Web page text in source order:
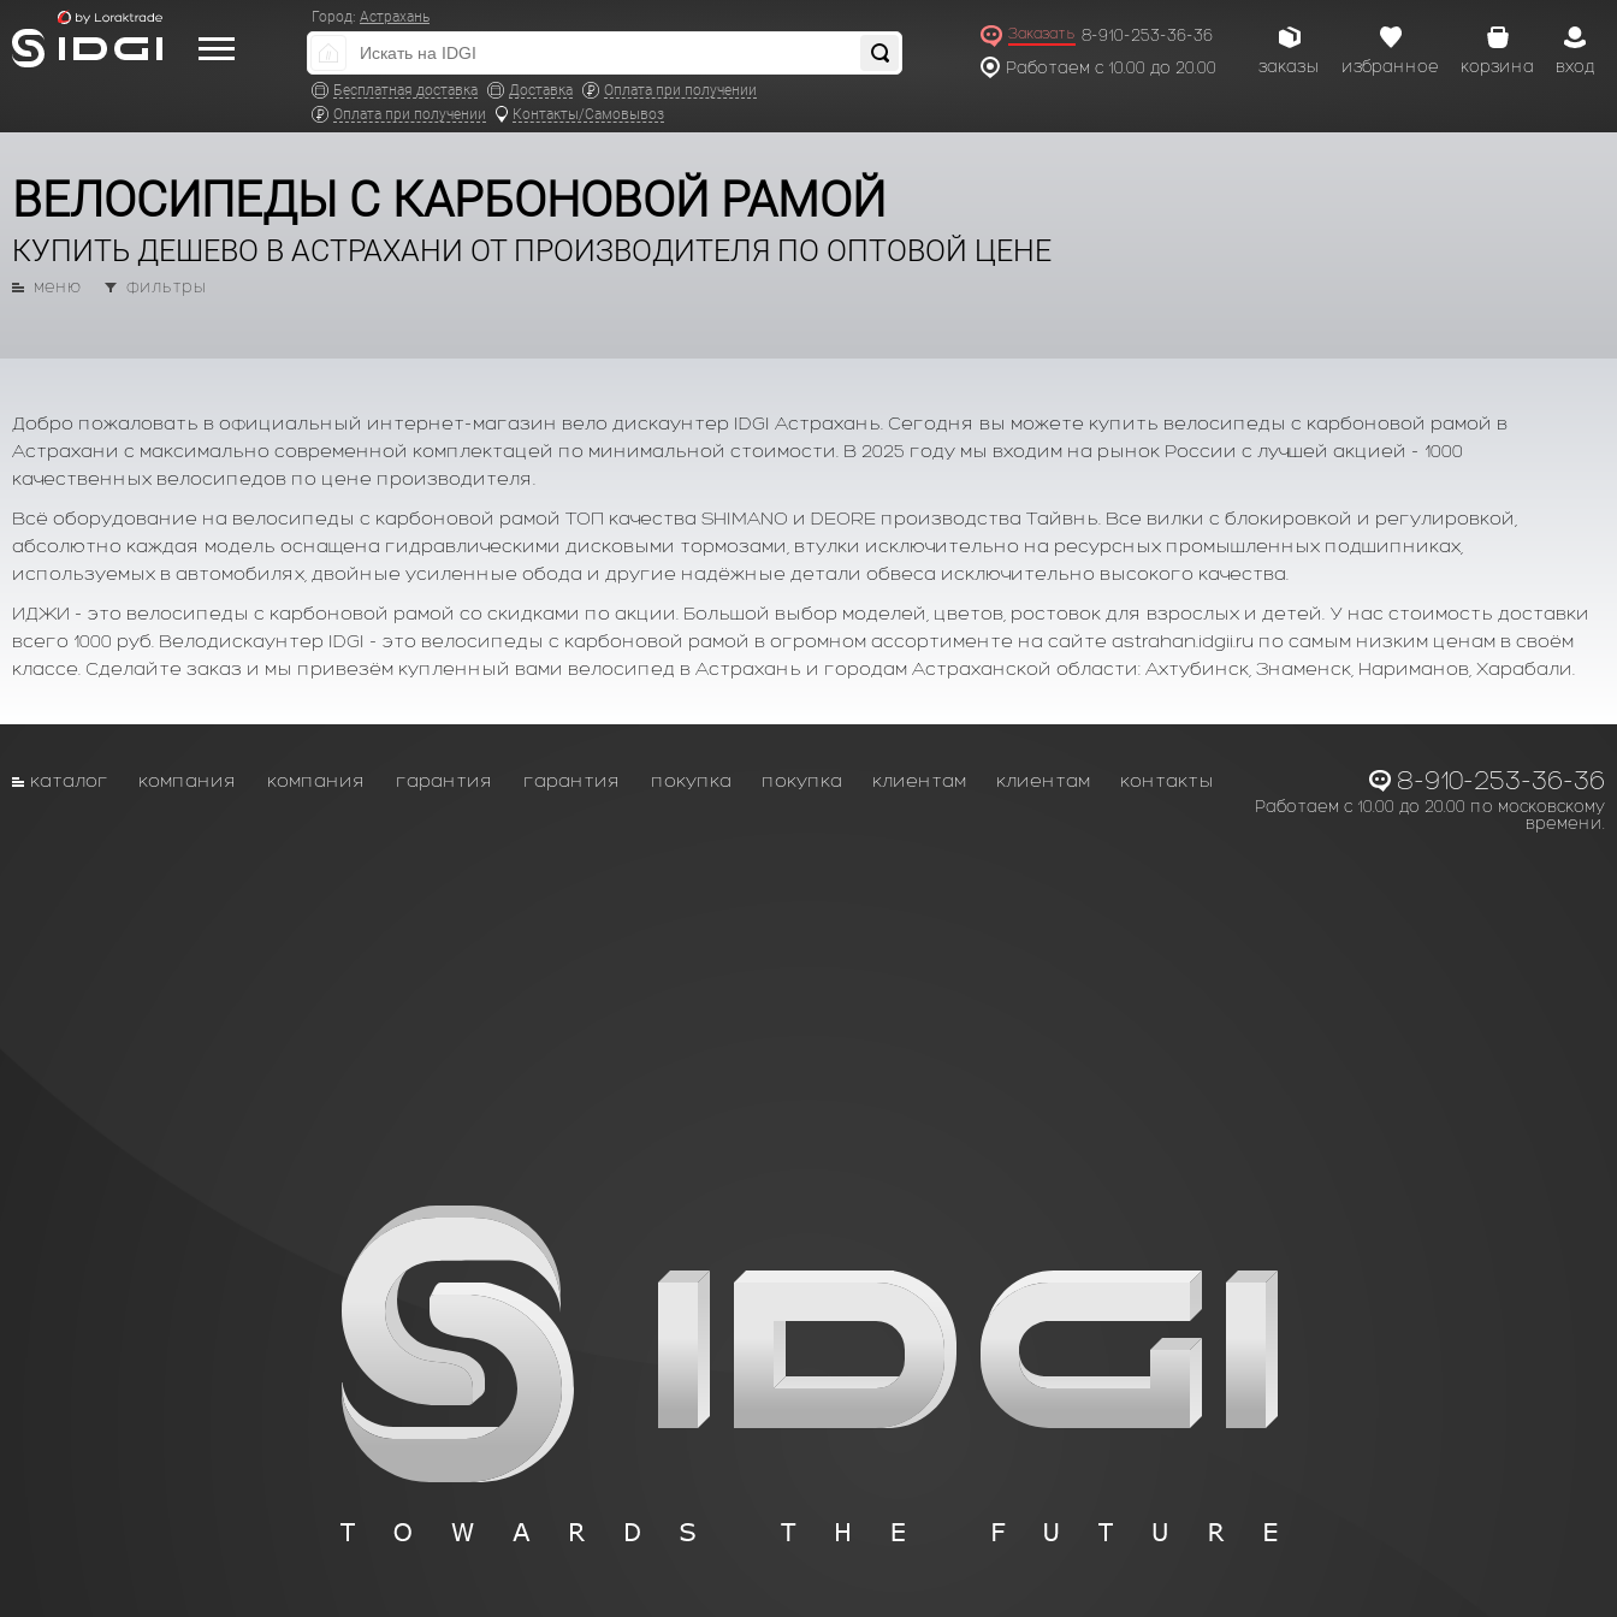
Город: Астрахань
Бесплатная доставка Доставка
Оплата при получении
Оплата при получении
Контакты/Самовывоз
Заказать 8-910-253-36-36
Работаем с 10.00 до 20.00
вход
корзина
избранное
заказы
ВЕЛОСИПЕДЫ С КАРБОНОВОЙ РАМОЙ
КУПИТЬ ДЕШЕВО В АСТРАХАНИ ОТ ПРОИЗВОДИТЕЛЯ ПО ОПТОВОЙ ЦЕНЕ
меню фильтры
Добро пожаловать в официальный интернет-магазин вело дискаунтер IDGI Астрахань. Сегодня вы можете купить велосипеды с карбоновой рамой в
Астрахани с максимально современной комплектацей по минимальной стоимости. В 2025 году мы входим на рынок России с лучшей акцией - 1000
качественных велосипедов по цене производителя.
Всё оборудование на велосипеды с карбоновой рамой ТОП качества SHIMANO и DEORE производства Тайвнь. Все вилки с блокировкой и регулировкой,
абсолютно каждая модель оснащена гидравлическими дисковыми тормозами, втулки исключительно на ресурсных промышленных подшипниках,
используемых в автомобилях, двойные усиленные обода и другие надёжные детали обвеса исключительно высокого качества.
ИДЖИ - это велосипеды с карбоновой рамой со скидками по акции. Большой выбор моделей, цветов, ростовок для взрослых и детей. У нас стоимость доставки
всего 1000 руб. Велодискаунтер IDGI - это велосипеды с карбоновой рамой в огромном ассортименте на сайте astrahan.idgii.ru по самым низким ценам в своём
классе. Сделайте заказ и мы привезём купленный вами велосипед в Астрахань и городам Астраханской области: Ахтубинск, Знаменск, Нариманов, Харабали.
каталог компания компания гарантия гарантия покупка покупка клиентам клиентам контакты 8-910-253-36-36
Работаем с 10.00 до 20.00 по московскому
времени.